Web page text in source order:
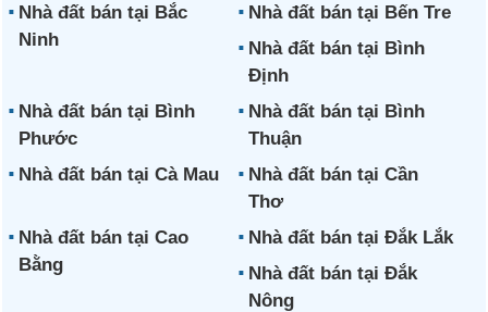
Nhà đất bán tại Bắc
Ninh
Nhà đất bán tại Bến Tre
Nhà đất bán tại Bình
Định
Nhà đất bán tại Bình
Phước
Nhà đất bán tại Bình
Thuận
Nhà đất bán tại Cà Mau
Nhà đất bán tại Cần
Thơ
Nhà đất bán tại Cao
Bằng
Nhà đất bán tại Đắk Lắk
Nhà đất bán tại Đắk
Nông